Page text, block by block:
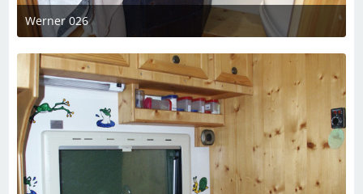
Werner 026
7. März 2023 um 19:08